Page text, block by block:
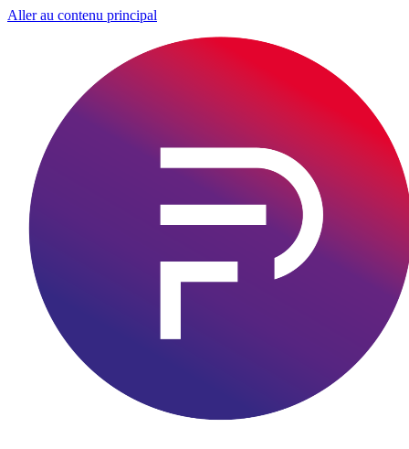
Aller au contenu principal